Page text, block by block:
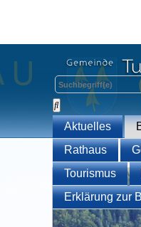
Aktuelles
Rathaus
Tourismus
Erklärung zur